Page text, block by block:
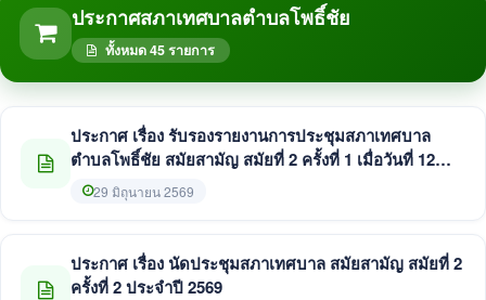
ประกาศสภาเทศบาลตำบลโพธิ์ชัย
ทั้งหมด 45 รายการ
ประกาศ เรื่อง รับรองรายงานการประชุมสภาเทศบาล
ตำบลโพธิ์ชัย สมัยสามัญ สมัยที่ 2 ครั้งที่ 1 เมื่อวันที่ 12
มิถุนายน 2569
29 มิถุนายน 2569
ประกาศ เรื่อง นัดประชุมสภาเทศบาล สมัยสามัญ สมัยที่ 2
ครั้งที่ 2 ประจำปี 2569